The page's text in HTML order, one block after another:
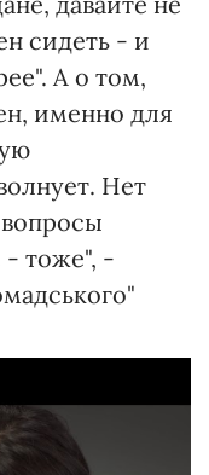
сидеть - и
А о том,
именно для
Нет
- тоже", -